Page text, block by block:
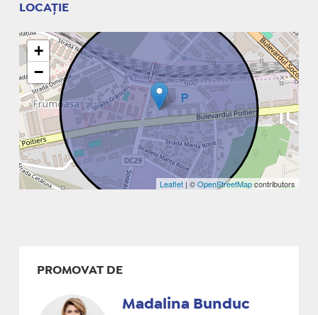
LOCAȚIE
+
−
Leaflet | ©OpenStreetMapcontributors
PROMOVAT DE
Madalina Bunduc